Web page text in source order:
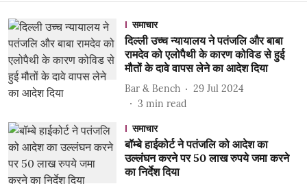
समाचार
दिल्ली उच्च न्यायालय ने पतंजलि और बाबा
रामदेव को एलोपैथी के कारण कोविड से हुई
मौतों के दावे वापस लेने का आदेश दिया
Bar & Bench
29 Jul 2024
3 min read
समाचार
बॉम्बे हाईकोर्ट ने पतंजलि को आदेश का
उल्लंघन करने पर 50 लाख रुपये जमा करने
का निर्देश दिया